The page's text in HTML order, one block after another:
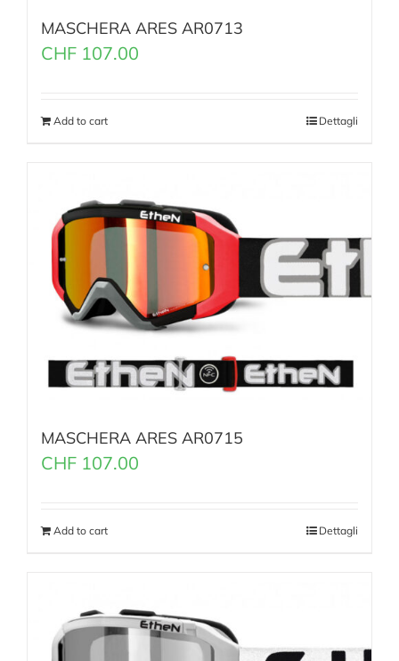
MASCHERA ARES AR0713
CHF 107.00
Add to cart Dettagli
MASCHERA ARES AR0715
CHF 107.00
Add to cart Dettagli